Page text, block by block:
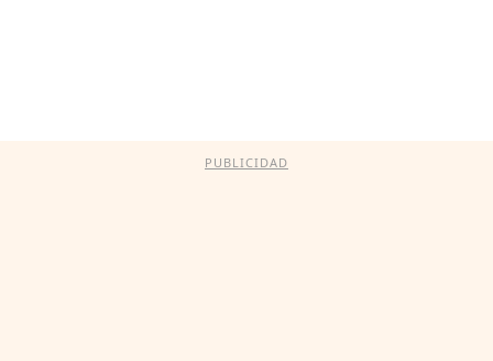
PUBLICIDAD